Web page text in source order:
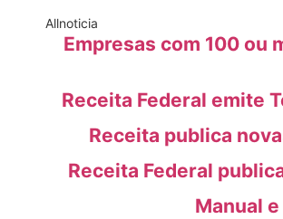
Allnoticia
Empresas com 100 ou
Receita Federal emite
Receita publica
Receita Federal
Manual